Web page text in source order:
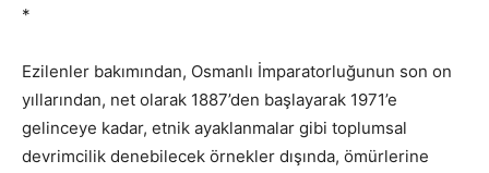
*
Ezilenler bakımından, Osmanlı İmparatorluğunun son on
yıllarından, net olarak 1887’den başlayarak 1971’e
gelinceye kadar, etnik ayaklanmalar gibi toplumsal
devrimcilik denebilecek örnekler dışında, ömürlerine